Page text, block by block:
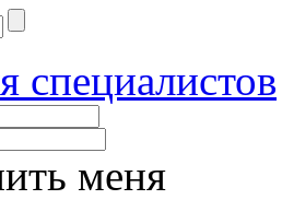
специалистов
меня